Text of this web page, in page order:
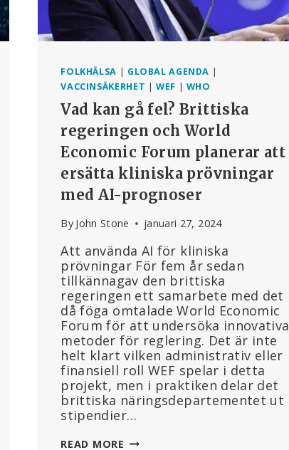
FOLKHÄLSA | GLOBAL AGENDA |
VACCINSÄKERHET |WEF | WHO
Vad kan gå fel? Brittiska
regeringen och World
Economic Forum planerar att
ersätta kliniska prövningar
med AI-prognoser
By John Stone januari 27, 2024
Att använda AI för kliniska
prövningar För fem år sedan
tillkännagav den brittiska
regeringen ett samarbete med det
då föga omtalade World Economic
Forum för att undersöka innovativa
metoder för reglering. Det är inte
helt klart vilken administrativ eller
finansiell roll WEF spelar i detta
projekt, men i praktiken delar det
brittiska näringsdepartementet ut
stipendier…
READ MORE VAD